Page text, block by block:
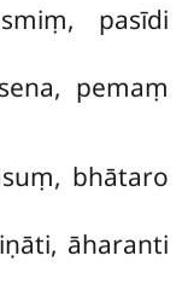
pasīdi
pemaṃ
bhātaro
āharanti